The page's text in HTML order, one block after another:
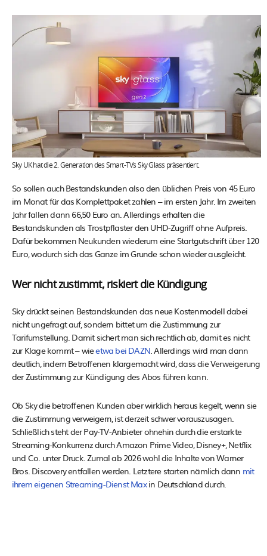
Sky UK hat die 2. Generation des Smart-TVs Sky Glass präsentiert.
So sollen auch Bestandskunden also den üblichen Preis von 45 Euro
im Monat für das Komplettpaket zahlen – im ersten Jahr. Im zweiten
Jahr fallen dann 66,50 Euro an. Allerdings erhalten die
Bestandskunden als Trostpflaster den UHD-Zugriff ohne Aufpreis.
Dafür bekommen Neukunden wiederum eine Startgutschrift über 120
Euro, wodurch sich das Ganze im Grunde schon wieder ausgleicht.
Wer nicht zustimmt, riskiert die Kündigung
Sky drückt seinen Bestandskunden das neue Kostenmodell dabei
nicht ungefragt auf, sondern bittet um die Zustimmung zur
Tarifumstellung. Damit sichert man sich rechtlich ab, damit es nicht
zur Klage kommt – wieetwa bei DAZN. Allerdings wird man dann
deutlich, indem Betroffenen klargemacht wird, dass die Verweigerung
der Zustimmung zur Kündigung des Abos führen kann.
Ob Sky die betroffenen Kunden aber wirklich heraus kegelt, wenn sie
die Zustimmung verweigern, ist derzeit schwer vorauszusagen.
Schließlich steht der Pay-TV-Anbieter ohnehin durch die erstarkte
Streaming-Konkurrenz durch Amazon Prime Video, Disney+, Netflix
und Co. unter Druck. Zumal ab 2026 wohl die Inhalte von Warner
Bros. Discovery entfallen werden. Letztere starten nämlich dann mit
ihrem eigenen Streaming-Dienst Maxin Deutschland durch.